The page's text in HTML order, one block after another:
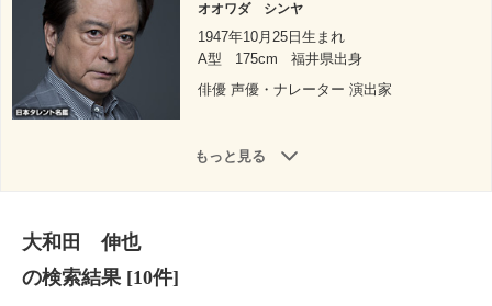
オオワダ シンヤ
1947年10月25日生まれ
A型
175cm
福井県出身
俳優 声優・ナレーター 演出家
もっと見る
大和田 伸也
の検索結果[10件]